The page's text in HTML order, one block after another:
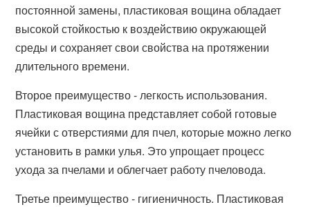
постоянной замены, пластиковая вощина обладает
высокой стойкостью к воздействию окружающей
среды и сохраняет свои свойства на протяжении
длительного времени.
Второе преимущество - легкость использования.
Пластиковая вощина представляет собой готовые
ячейки с отверстиями для пчел, которые можно легко
установить в рамки улья. Это упрощает процесс
ухода за пчелами и облегчает работу пчеловода.
Третье преимущество - гигиеничность. Пластиковая